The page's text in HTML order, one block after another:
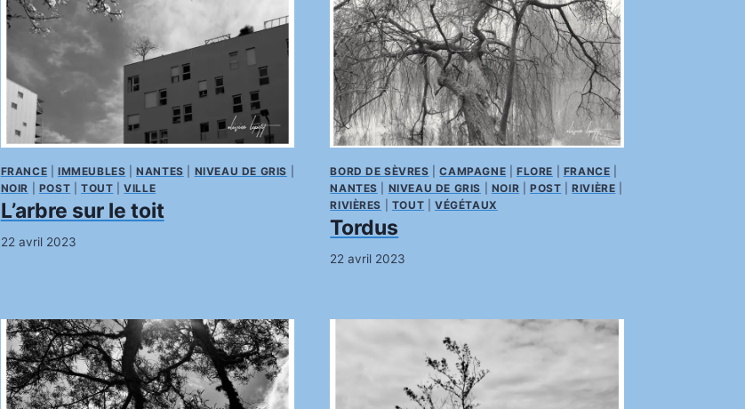
FRANCE |IMMEUBLES |NANTES NIVEAU DE GRIS
NOIR
POST |TOUT |VILLE
L’arbre sur le toit
22 avril 2023
BORD DE SÈVRES |CAMPAGNE |FLORE FRANCE
NANTES
NIVEAU DE GRIS NOIR |POST |RIVIÈRE
RIVIÈRES
TOUT |VÉGÉTAUX
Tordus
22 avril 2023